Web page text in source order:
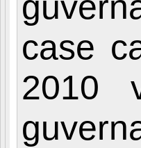
case
2010